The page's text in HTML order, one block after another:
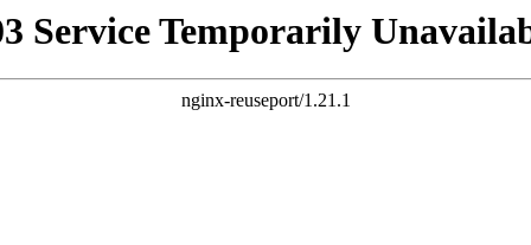
Service Temporarily
nginx-reuseport/1.21.1